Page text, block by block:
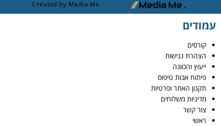
Created by Media Me
עמודים
קורסים
הצהרת נגישות
ייעוץ והכוונה
פיתוח אבות טיפוס
תקנון האתר ופרטיות
מדיניות משלוחים
צור קשר
ראשי